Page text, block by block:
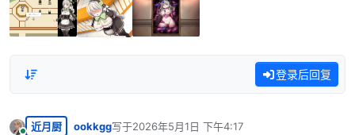
登录后回复
近月厨 ookkgg写于2026年5月1日 下午4:17